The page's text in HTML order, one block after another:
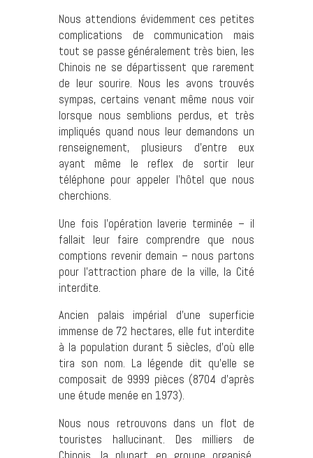
Nous attendions évidemment ces petites
complications de communication mais
tout se passe généralement très bien, les
Chinois ne se départissent que rarement
de leur sourire. Nous les avons trouvés
sympas, certains venant même nous voir
lorsque nous semblions perdus, et très
impliqués quand nous leur demandons un
renseignement, plusieurs d’entre eux
ayant même le reflex de sortir leur
téléphone pour appeler l’hôtel que nous
cherchions.
Une fois l’opération laverie terminée – il
fallait leur faire comprendre que nous
comptions revenir demain – nous partons
pour l’attraction phare de la ville, la Cité
interdite.
Ancien palais impérial d’une superficie
immense de 72 hectares, elle fut interdite
à la population durant 5 siècles, d’où elle
tira son nom. La légende dit qu’elle se
composait de 9999 pièces (8704 d’après
une étude menée en 1973).
Nous nous retrouvons dans un flot de
touristes hallucinant. Des milliers de